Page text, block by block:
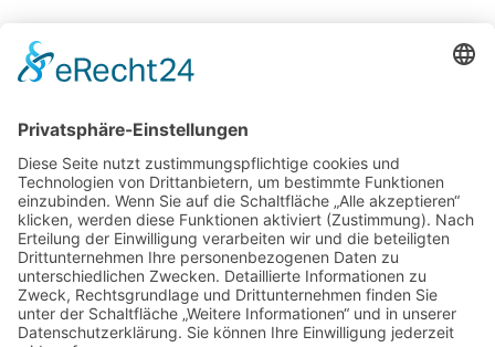
Zurück